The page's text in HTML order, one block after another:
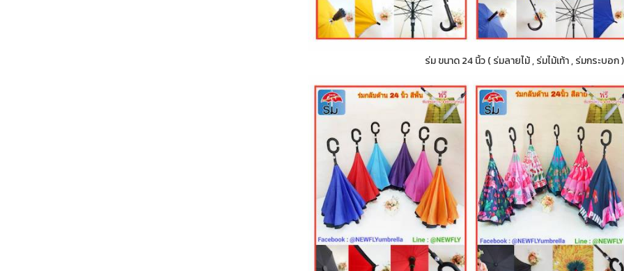
ร่ม ขนาด 24 นิ้ว ( ร่มลายไม้ , ร่มไม้เท้า , ร่มกระบอก